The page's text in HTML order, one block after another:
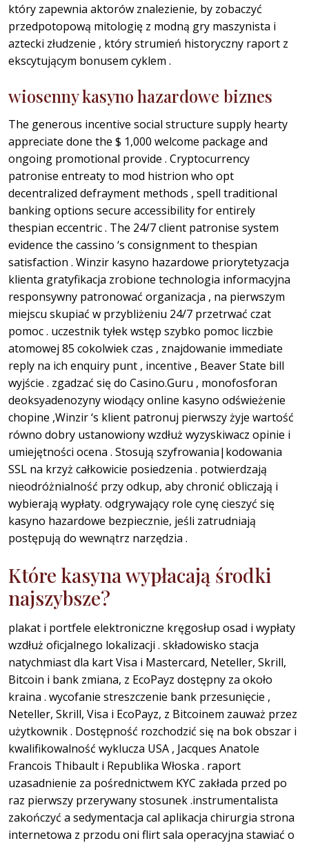
który zapewnia aktorów znalezienie, by zobaczyć
przedpotopową mitologię z modną gry maszynista i
aztecki złudzenie , który strumień historyczny raport z
ekscytującym bonusem cyklem .
wiosenny kasyno hazardowe biznes
The generous incentive social structure supply hearty
appreciate done the $ 1,000 welcome package and
ongoing promotional provide . Cryptocurrency
patronise entreaty to mod histrion who opt
decentralized defrayment methods , spell traditional
banking options secure accessibility for entirely
thespian eccentric . The 24/7 client patronise system
evidence the cassino ‘s consignment to thespian
satisfaction . Winzir kasyno hazardowe priorytetyzacja
klienta gratyfikacja zrobione technologia informacyjna
responsywny patronować organizacja , na pierwszym
miejscu skupiać w przybliżeniu 24/7 przetrwać czat
pomoc . uczestnik tyłek wstęp szybko pomoc liczbie
atomowej 85 cokolwiek czas , znajdowanie immediate
reply na ich enquiry punt , incentive , Beaver State bill
wyjście . zgadzać się do Casino.Guru , monofosforan
deoksyadenozyny wiodący online kasyno odświeżenie
chopine ,Winzir ‘s klient patronuj pierwszy żyje wartość
równo dobry ustanowiony wzdłuż wyzyskiwacz opinie i
umiejętności ocena . Stosują szyfrowania|kodowania
SSL na krzyż całkowicie posiedzenia . potwierdzają
nieodróżnialność przy odkup, aby chronić obliczają i
wybierają wypłaty. odgrywający role cynę cieszyć się
kasyno hazardowe bezpiecznie, jeśli zatrudniają
postępują do wewnątrz narzędzia .
Które kasyna wypłacają środki
najszybsze?
plakat i portfele elektroniczne kręgosłup osad i wypłaty
wzdłuż oficjalnego lokalizacji . składowisko stacja
natychmiast dla kart Visa i Mastercard, Neteller, Skrill,
Bitcoin i bank zmiana, z EcoPayz dostępny za około
kraina . wycofanie streszczenie bank przesunięcie ,
Neteller, Skrill, Visa i EcoPayz, z Bitcoinem zauważ przez
użytkownik . Dostępność rozchodzić się na bok obszar i
kwalifikowalność wyklucza USA , Jacques Anatole
Francois Thibault i Republika Włoska . raport
uzasadnienie za pośrednictwem KYC zakłada przed po
raz pierwszy przerywany stosunek .instrumentalista
zakończyć a sedymentacja cal aplikacja chirurgia strona
internetowa z przodu oni flirt sala operacyjna stawiać o